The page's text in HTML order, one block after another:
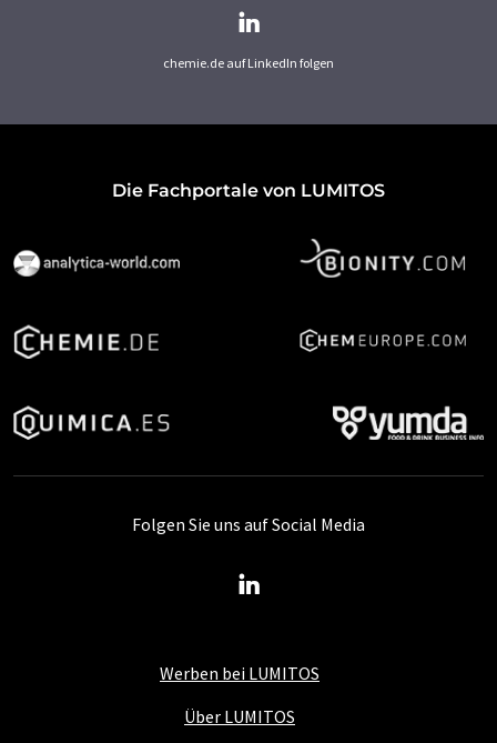
chemie.de auf LinkedIn folgen
Die Fachportale von LUMITOS
Werben bei LUMITOS
Über LUMITOS
Folgen Sie uns auf Social Media